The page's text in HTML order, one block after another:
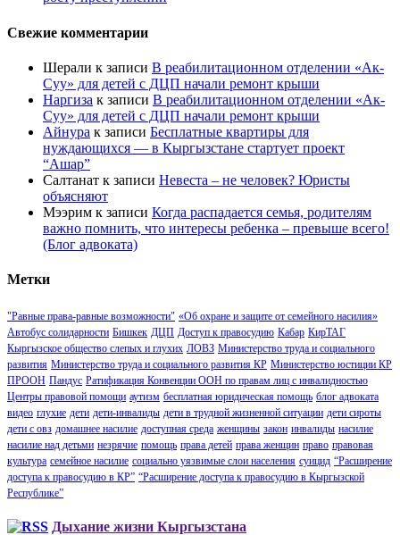
Свежие комментарии
Шерали к записи В реабилитационном отделении «Ак-
Суу» для детей с ДЦП начали ремонт крыши
Наргиза к записи В реабилитационном отделении «Ак-
Суу» для детей с ДЦП начали ремонт крыши
Айнура к записи Бесплатные квартиры для
нуждающихся — в Кыргызстане стартует проект
“Ашар”
Салтанат к записи Невеста – не человек? Юристы
объясняют
Мээрим к записи Когда распадается семья, родителям
важно помнить, что интересы ребенка – превыше всего!
(Блог адвоката)
Метки
"Равные права-равные возможности" «Об охране и защите от семейного насилия»
Автобус солидарности Бишкек ДЦП Доступ к правосудию Кабар КирТАГ
Кыргызское общество слепых и глухих ЛОВЗ Министерство труда и социального
развития Министерство труда и социального развития КР Министерство юстиции КР
ПРООН Пандус Ратификация Конвенции ООН по правам лиц с инвалидностью
Центры правовой помощи аутизм бесплатная юридическая помощь блог адвоката
видео глухие дети дети-инвалиды дети в трудной жизненной ситуации дети сироты
дети с овз домашнее насилие доступная среда женщины закон инвалиды насилие
насилие над детьми незрячие помощь права детей права женщин право правовая
культура семейное насилие социально уязвимые слои населения суицид “Расширение
доступа к правосудию в КР” “Расширение доступа к правосудию в Кыргызской
Республике”
Дыхание жизни Кыргызстана